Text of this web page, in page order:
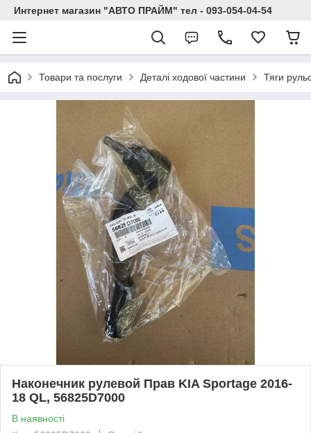
Интернет магазин "АВТО ПРАЙМ" тел - 093-054-04-54
Товари та послуги Деталі ходової частини Тяги
Наконечник рулевой Прав KIA Sportage 2016-
18 QL, 56825D7000
В наявності